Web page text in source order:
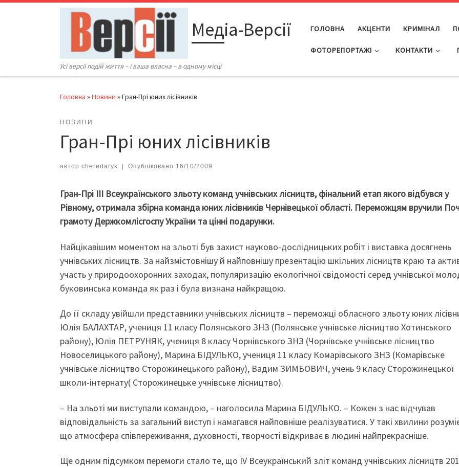
Перейти до вмісту
Медіа-Версії
Усі версії подій життя – і ваша власна – в одному місці
ГОЛОВНА АКЦЕНТИ КРИМІНАЛ
ФОТОРЕПОРТАЖІ КОНТАКТИ
Головна »Новини »Гран-Прі юних лісівників
НОВИНИ
Гран-Прі юних лісівників
автор cheredaryk Опубліковано 16/10/2009
Гран-Прі ІІІ Всеукраїнського зльоту команд учнівських лісництв, фінальний етап якого відбувся у
Рівному, отримала збірна команда юних лісівників Чернівецької області. Переможцям вручили
грамоту Держкомлісгоспу України та цінні подарунки.
Найцікавішим моментом на зльоті був захист науково-дослідницьких робіт і виставка досягнень
учнівських лісництв. За найзмістовнішу й найповнішу презентацію шкільних лісництв краю та
участь у природоохоронних заходах, популяризацію екологічної свідомості серед учнівської
буковинська команда як раз і була визнана найкращою.
До її складу увійшли представники учнівських лісництв – переможці обласного зльоту юних
Юлія БАЛАХТАР, учениця 11 класу Полянського ЗНЗ (Полянське учнівське лісництво Хотинського
району), Юлія ПЕТРУНЯК, учениця 8 класу Чорнівського ЗНЗ (Чорнівське учнівське лісництво
Новоселицького району), Марина БІДУЛЬКО, учениця 11 класу Комарівського ЗНЗ (Комарівське
учнівське лісництво Сторожинецького району), Вадим ЗИМБОВИЧ, учень 9 класу Сторожинецької
школи-інтернату( Сторожинецьке учнівське лісництво).
– На зльоті ми виступали командою, – наголосила Марина БІДУЛЬКО. – Кожен з нас відчував
відповідальність за загальний виступ і намагався найповніше реалізуватися. У такі хвилини
що атмосфера співпереживання, духовності, творчості відкриває в людині найпрекрасніше.
Ще одним підсумком перемоги стало те, що IV Всеукраїнський зліт команд учнівських лісництв